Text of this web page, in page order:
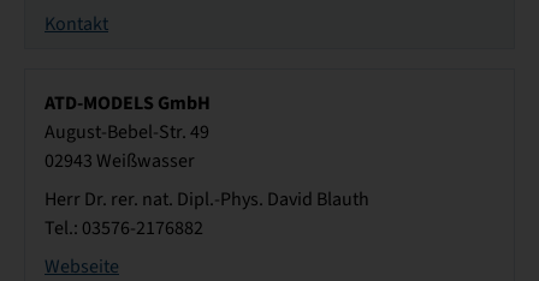
Kontakt
ATD-MODELS GmbH
August-Bebel-Str. 49
02943 Weißwasser
Herr Dr. rer. nat. Dipl.-Phys. David Blauth
Tel.: 03576-2176882
Webseite